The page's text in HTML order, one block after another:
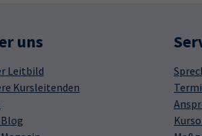
uns
Leitbild
Kursleitenden